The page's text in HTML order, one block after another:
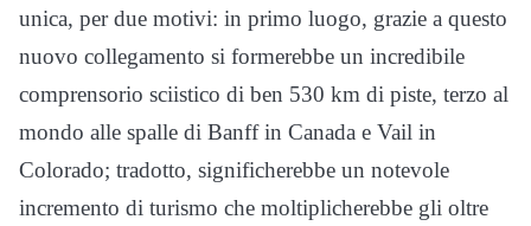
unica, per due motivi: in primo luogo, grazie a questo
nuovo collegamento si formerebbe un incredibile
comprensorio sciistico di ben 530 km di piste, terzo al
mondo alle spalle di Banff in Canada e Vail in
Colorado; tradotto, significherebbe un notevole
incremento di turismo che moltiplicherebbe gli oltre